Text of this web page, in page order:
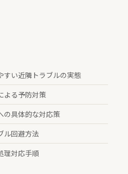
すい近隣トラブルの実態
よる予防対策
の具体的な対応策
ル回避方法
理対応手順